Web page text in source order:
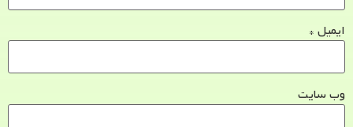
ایمیل *
وب‌ سایت